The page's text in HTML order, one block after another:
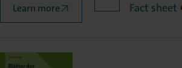
Learn more Fact sheet